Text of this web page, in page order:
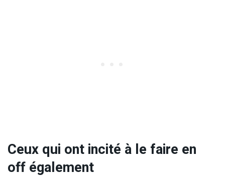
Ceux qui ont incité à le faire en
off également